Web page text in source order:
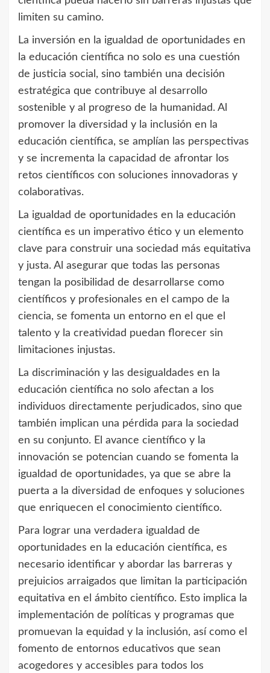
limiten su camino.
La inversión en la igualdad de oportunidades en
la educación científica no solo es una cuestión
de justicia social, sino también una decisión
estratégica que contribuye al desarrollo
sostenible y al progreso de la humanidad. Al
promover la diversidad y la inclusión en la
educación científica, se amplían las perspectivas
y se incrementa la capacidad de afrontar los
retos científicos con soluciones innovadoras y
colaborativas.
La igualdad de oportunidades en la educación
científica es un imperativo ético y un elemento
clave para construir una sociedad más equitativa
y justa. Al asegurar que todas las personas
tengan la posibilidad de desarrollarse como
científicos y profesionales en el campo de la
ciencia, se fomenta un entorno en el que el
talento y la creatividad puedan florecer sin
limitaciones injustas.
La discriminación y las desigualdades en la
educación científica no solo afectan a los
individuos directamente perjudicados, sino que
también implican una pérdida para la sociedad
en su conjunto. El avance científico y la
innovación se potencian cuando se fomenta la
igualdad de oportunidades, ya que se abre la
puerta a la diversidad de enfoques y soluciones
que enriquecen el conocimiento científico.
Para lograr una verdadera igualdad de
oportunidades en la educación científica, es
necesario identificar y abordar las barreras y
prejuicios arraigados que limitan la participación
equitativa en el ámbito científico. Esto implica la
implementación de políticas y programas que
promuevan la equidad y la inclusión, así como el
fomento de entornos educativos que sean
acogedores y accesibles para todos los